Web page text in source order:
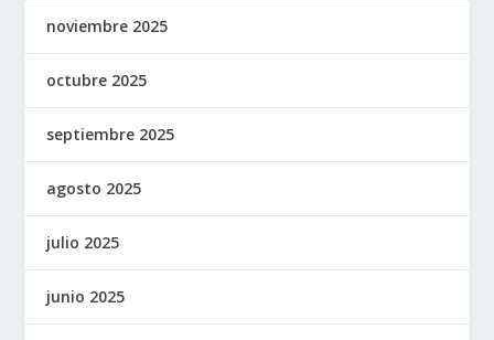
noviembre 2025
octubre 2025
septiembre 2025
agosto 2025
julio 2025
junio 2025